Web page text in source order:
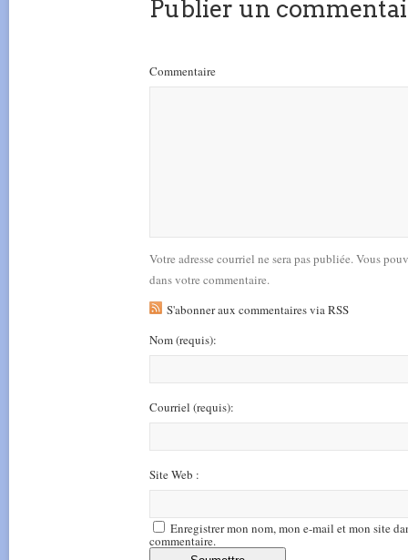
Publier un
Commentaire
Votre adresse courriel ne sera pas publiée. Vous
dans votre commentaire.
S'abonner aux commentaires via RSS
Nom(requis):
Courriel (requis):
Site Web :
Enregistrer mon nom, mon e-mail et mon site
commentaire.